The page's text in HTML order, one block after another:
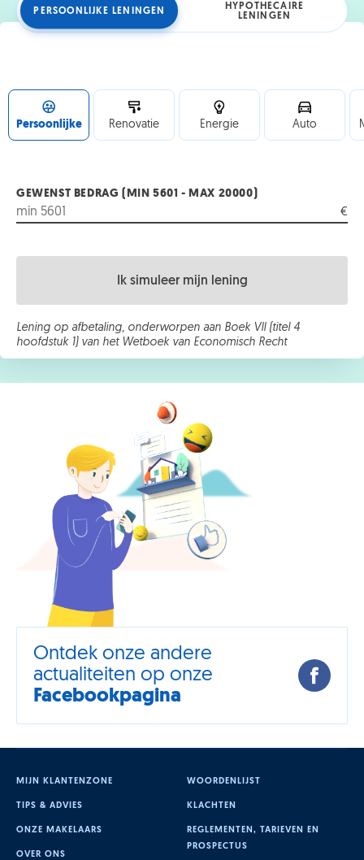
PERSOONLIJKE LENINGEN
HYPOTHECAIRE
LENINGEN
Persoonlijke Renovatie Energie Auto
GEWENST BEDRAG (MIN 5601 - MAX 20000)
€
Ik simuleer mijn lening
Lening op afbetaling, onderworpen aan Boek VII (titel 4
hoofdstuk 1) van het Wetboek van Economisch Recht
Ontdek onze andere
actualiteiten op onze
Facebookpagina
MIJN KLANTENZONE
TIPS & ADVIES
ONZE MAKELAARS
OVER ONS
WOORDENLIJST
KLACHTEN
REGLEMENTEN, TARIEVEN EN
PROSPECTUS